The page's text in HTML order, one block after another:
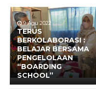
9 Agu 2022
TERUS
BERKOLABORASI :
BELAJAR BERSAMA
PENGELOLAAN
“BOARDING
SCHOOL”